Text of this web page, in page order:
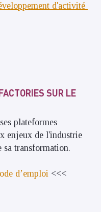
d'activité
SUR LE
plateformes
enjeux de l'industrie
sa transformation.
d’emploi <<<